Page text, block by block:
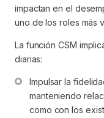
impactan en el
uno de los roles más
La función CSM
diarias:
Impulsar la
manteniendo
como con los